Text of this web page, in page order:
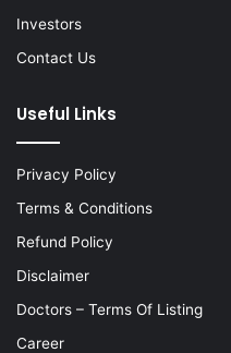
Investors
Contact Us
Useful Links
Privacy Policy
Terms & Conditions
Refund Policy
Disclaimer
Doctors – Terms Of Listing
Career